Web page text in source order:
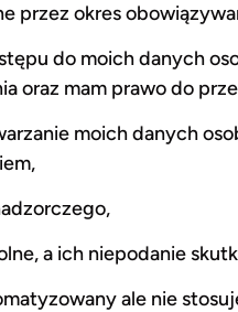
przez okres
do moich danych
oraz mam prawo do
moich danych
a ich niepodanie
ale nie